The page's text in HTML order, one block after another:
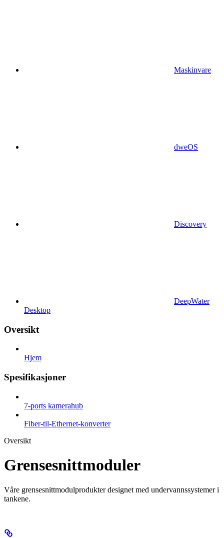
Maskinvare
dweOS
Discovery
DeepWater
Desktop
Oversikt
Hjem
Spesifikasjoner
7-ports kamerahub
Fiber-til-Ethernet-konverter
Oversikt
Grensesnittmoduler
Våre grensesnittmodulprodukter designet med undervannssystemer i
tankene.